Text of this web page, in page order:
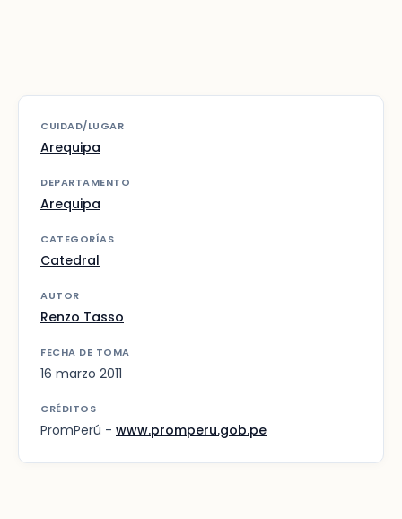
CUIDAD/LUGAR
Arequipa
DEPARTAMENTO
Arequipa
CATEGORÍAS
Catedral
AUTOR
Renzo Tasso
FECHA DE TOMA
16 marzo 2011
CRÉDITOS
PromPerú - www.promperu.gob.pe